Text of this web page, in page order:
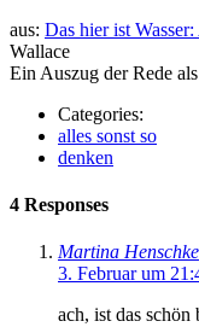
aus: Das hier ist
Wallace
Ein Auszug der Rede als
Categories:
alles sonst so
denken
4 Responses
Martina Henschke
3. Februar um
ach, ist das schön